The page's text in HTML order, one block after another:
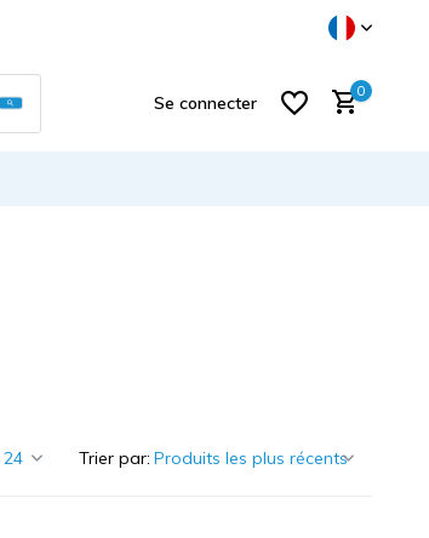
Utilisez les flèches haut et bas pour
Se connecter
0
Trier par: